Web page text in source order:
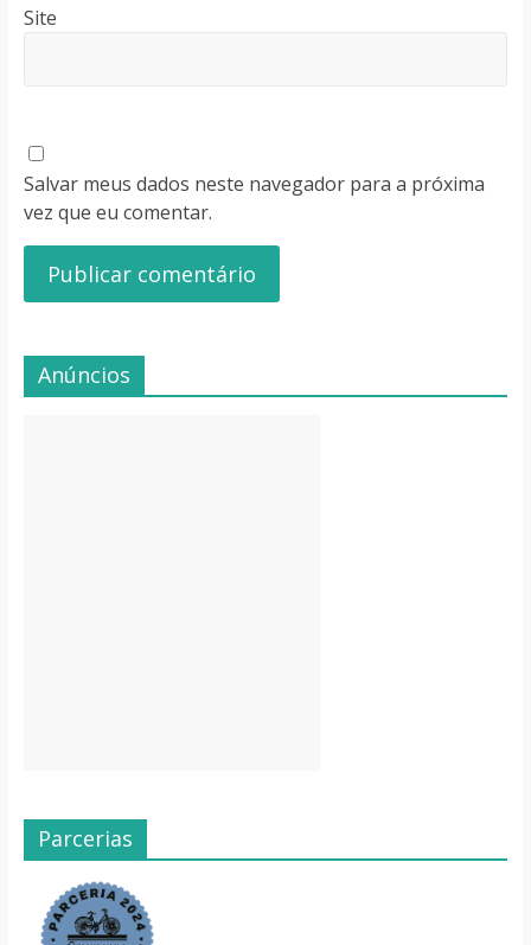
Site
Salvar meus dados neste navegador para a próxima
vez que eu comentar.
Anúncios
Parcerias